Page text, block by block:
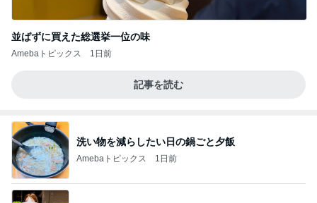
並ばずに買えた総選挙一位の味
Amebaトピックス 1日前
記事を読む
洗い物を減らしたい日の鍋ごと夕飯
Amebaトピックス 1日前